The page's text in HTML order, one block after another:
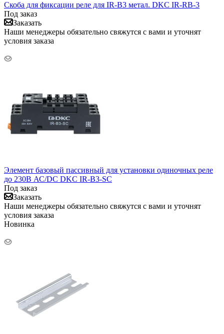
Скоба для фиксации реле для IR-B3 метал. DKC IR-RB-3
Под заказ
Заказать
Наши менеджеры обязательно свяжутся с вами и уточнят
условия заказа
Элемент базовый пассивный для установки одиночных реле
до 230В АС/DC DKC IR-B3-SC
Под заказ
Заказать
Наши менеджеры обязательно свяжутся с вами и уточнят
условия заказа
Новинка